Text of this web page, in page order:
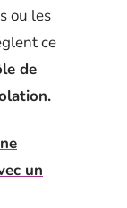
ou les
ce
de
un